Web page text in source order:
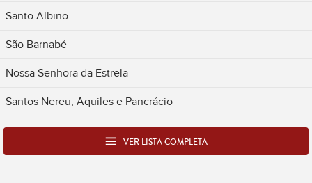
Santo Albino
São Barnabé
Nossa Senhora da Estrela
Santos Nereu, Aquiles e Pancrácio
VER LISTA COMPLETA